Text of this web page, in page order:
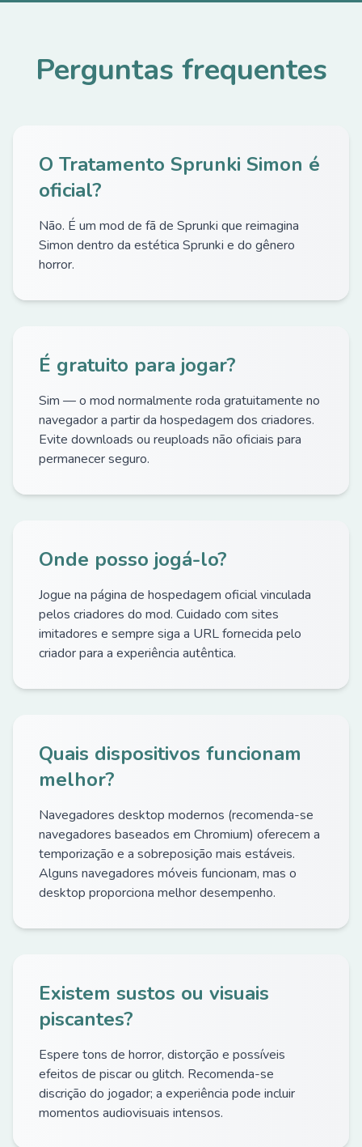
Perguntas frequentes
O Tratamento Sprunki Simon é
oficial?
Não. É um mod de fã de Sprunki que reimagina
Simon dentro da estética Sprunki e do gênero
horror.
É gratuito para jogar?
Sim — o mod normalmente roda gratuitamente no
navegador a partir da hospedagem dos criadores.
Evite downloads ou reuploads não oficiais para
permanecer seguro.
Onde posso jogá-lo?
Jogue na página de hospedagem oficial vinculada
pelos criadores do mod. Cuidado com sites
imitadores e sempre siga a URL fornecida pelo
criador para a experiência autêntica.
Quais dispositivos funcionam
melhor?
Navegadores desktop modernos (recomenda-se
navegadores baseados em Chromium) oferecem a
temporização e a sobreposição mais estáveis.
Alguns navegadores móveis funcionam, mas o
desktop proporciona melhor desempenho.
Existem sustos ou visuais
piscantes?
Espere tons de horror, distorção e possíveis
efeitos de piscar ou glitch. Recomenda-se
discrição do jogador; a experiência pode incluir
momentos audiovisuais intensos.